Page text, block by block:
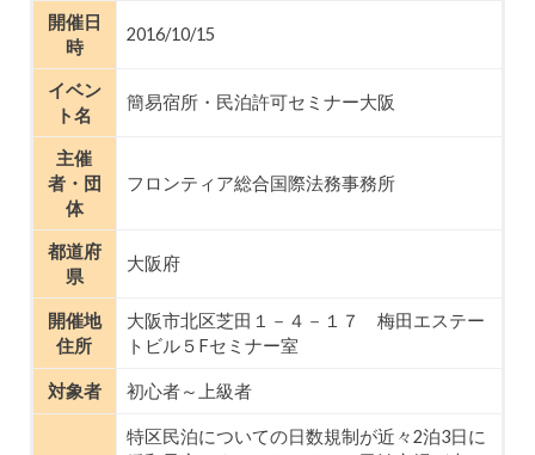
開催日
時
2016/10/15
イベン
ト名
簡易宿所・民泊許可セミナー大阪
主催
者・団
体
フロンティア総合国際法務事務所
都道府
県
大阪府
開催地
住所
大阪市北区芝田１－４－１７ 梅田エステー
トビル５Fセミナー室
対象者 初心者～上級者
特区民泊についての日数規制が近々2泊3日に